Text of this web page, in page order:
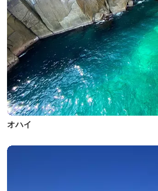
オハイ